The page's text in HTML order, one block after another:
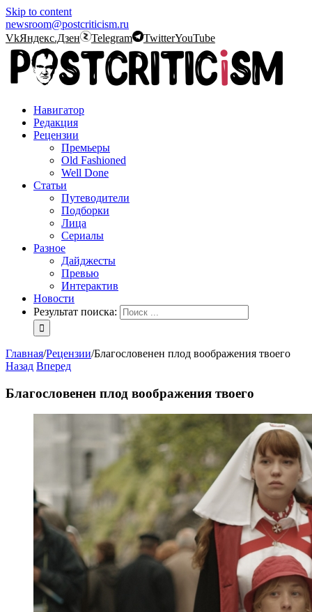
Skip to content
newsroom@postcriticism.ru
VkЯндекс.Дзен Telegram TwitterYouTube
Навигатор
Редакция
Рецензии
Премьеры
Old Fashioned
Well Done
Статьи
Путеводители
Подборки
Лица
Сериалы
Разное
Дайджесты
Превью
Интерактив
Новости
Результат поиска:
Главная/Рецензии/Благословенен плод воображения твоего
Назад Вперед
Благословенен плод воображения твоего